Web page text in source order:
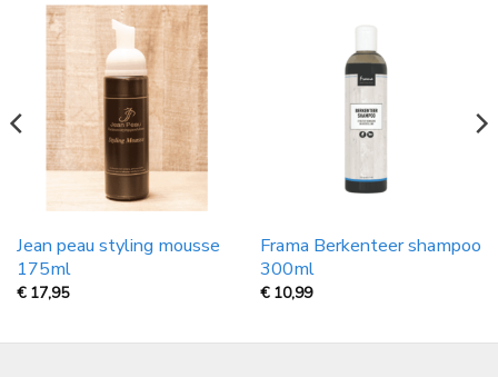
Jean peau styling mousse
175ml
€ 17,95
Frama Berkenteer shampoo
300ml
€ 10,99